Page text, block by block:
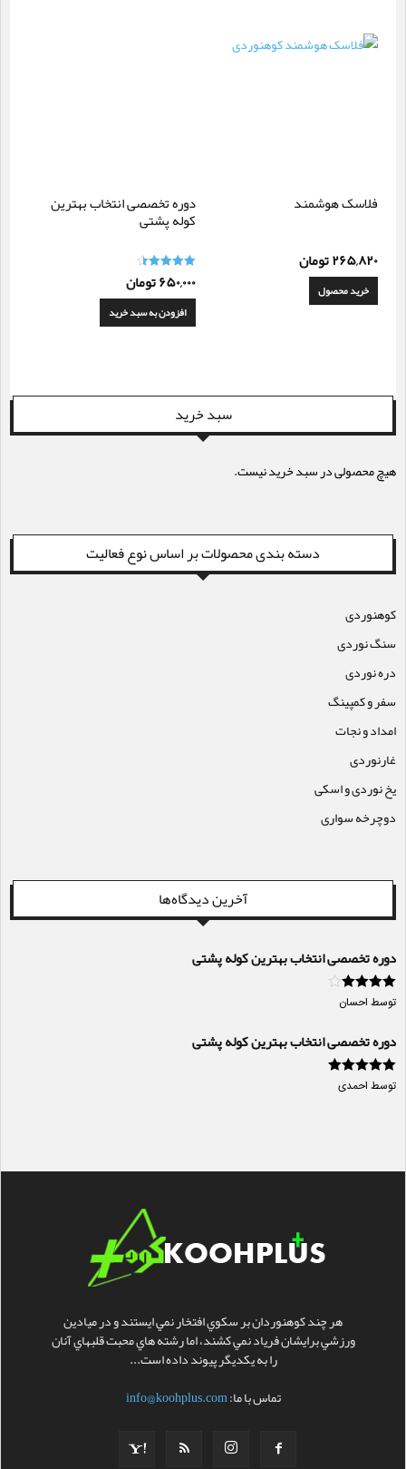
فلاسک هوشمند
۲۶۵,۸۲۰تومان
خرید محصول
دوره تخصصی انتخاب بهترین
کوله پشتی
امتیاز
4.50
از 5
۶۵۰,۰۰۰تومان
افزودن به سبد خرید
سبد خرید
هیچ محصولی در سبد خرید نیست.
دسته بندی محصولات بر اساس نوع فعالیت
کوهنوردی
سنگ نوردی
دره نوردی
سفر و کمپینگ
امداد و نجات
غارنوردی
یخ نوردی و اسکی
دوچرخه سواری
آخرین دیدگاه‌ها
دوره تخصصی انتخاب بهترین کوله پشتی
امتیاز4از
توسط احسان
دوره تخصصی انتخاب بهترین کوله پشتی
امتیاز5از 5
توسط احمدی
هر چند کوهنوردان بر سکوي افتخار نمي ايستند و در ميادين
ورزشي برايشان فرياد نمي کشند، اما رشته هاي محبت قلبهاي آنان
را به يکديگر پيوند داده است...
تماس با ما:info@koohplus.com